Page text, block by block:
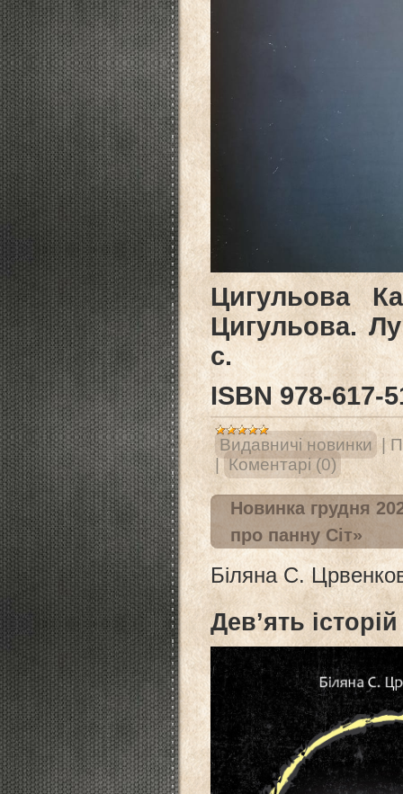
Цигульова
Цигульова.
с.
ISВN 978-617-
Видавничі новинки |
| Коментарі (0)
Новинка грудня
про панну Сіт»
Біляна С.
Дев’ять